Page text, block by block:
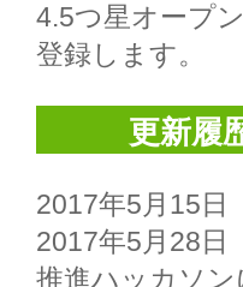
4.5つ星オープ
登録します。
更新履
2017年5月15日
2017年5月28日
推進ハッカソ